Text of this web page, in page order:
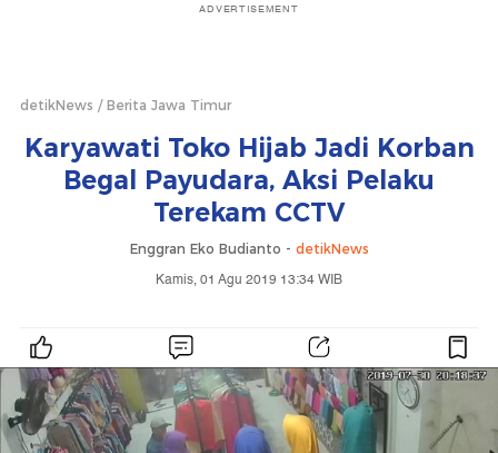
ADVERTISEMENT
detikNews Berita Jawa Timur
Karyawati Toko Hijab Jadi Korban
Begal Payudara, Aksi Pelaku
Terekam CCTV
Enggran Eko Budianto - detikNews
Kamis, 01 Agu 2019 13:34 WIB